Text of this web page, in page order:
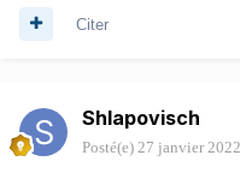
Citer
Shlapovisch
Posté(e) 27 janvier 2022